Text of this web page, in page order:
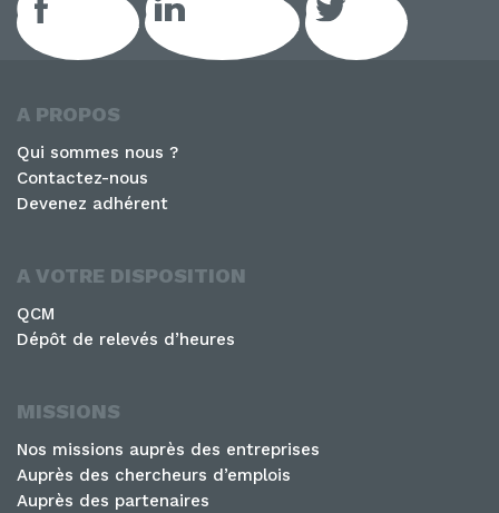
Facebook LinkedIn GEIQ Twitter
A PROPOS
Qui sommes nous ?
Contactez-nous
Devenez adhérent
A VOTRE DISPOSITION
QCM
Dépôt de relevés d’heures
MISSIONS
Nos missions auprès des entreprises
Auprès des chercheurs d’emplois
Auprès des partenaires